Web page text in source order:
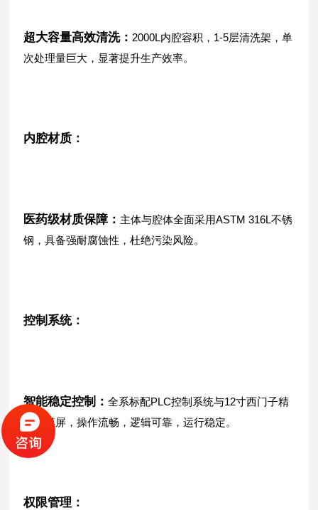
超大容量高效清洗：2000L内腔容积，1-5层清洗架，单
次处理量巨大，显著提升生产效率。
内腔材质：
医药级材质保障： 主体与腔体全面采用ASTM 316L不锈
钢，具备强耐腐蚀性，杜绝污染风险。
控制系统：
智能稳定控制：全系标配PLC控制系统与12寸西门子精
智触摸屏，操作流畅，逻辑可靠，运行稳定。
权限管理：